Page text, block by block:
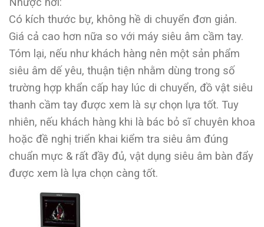
Có kích thước bự, không hề di chuyển đơn giản.
Giá cả cao hơn nữa so với máy siêu âm cầm tay.
Tóm lại, nếu như khách hàng nên một sản phẩm
siêu âm dế yêu, thuận tiện nhằm dùng trong số
trường hợp khẩn cấp hay lúc di chuyển, đồ vật siêu
thanh cầm tay được xem là sự chọn lựa tốt. Tuy
nhiên, nếu khách hàng khi là bác bỏ sĩ chuyên khoa
hoặc đề nghị triển khai kiểm tra siêu âm đúng
chuẩn mực & rất đầy đủ, vật dụng siêu âm bàn đẩy
được xem là lựa chọn càng tốt.